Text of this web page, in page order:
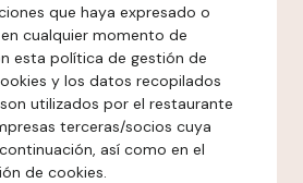
que haya expresado o
cualquier momento de
esta política de gestión de
y los datos recopilados
utilizados por el restaurante
terceras/socios cuya
así como en el
de cookies.